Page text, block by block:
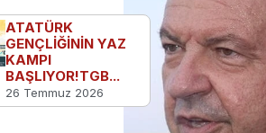
ATATÜRK
GENÇLİĞİNİN YAZ
KAMPI
BAŞLIYOR!TGB...
26 Temmuz 2026